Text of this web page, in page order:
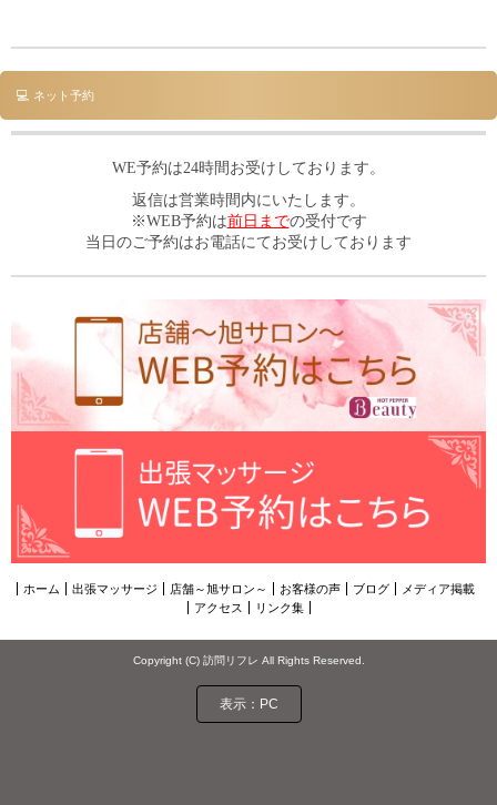
💻 ネット予約
WE予約は24時間お受けしております。
返信は営業時間内にいたします。
※WEB予約は前日までの受付です
当日のご予約はお電話にてお受けしております
ホーム 出張マッサージ 店舗～旭サロン～ お客様の声 ブログ
メディア掲載
アクセス
リンク集
Copyright (C) 訪問リフレ All Rights Reserved.
表示：PC